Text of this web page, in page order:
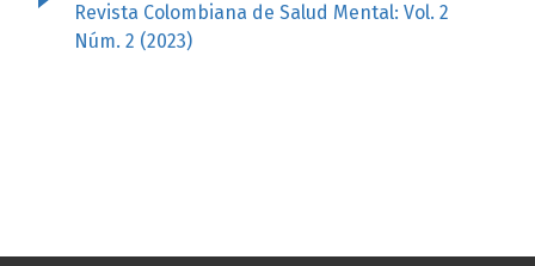
Revista Colombiana de Salud Mental: Vol. 2
Núm. 2 (2023)